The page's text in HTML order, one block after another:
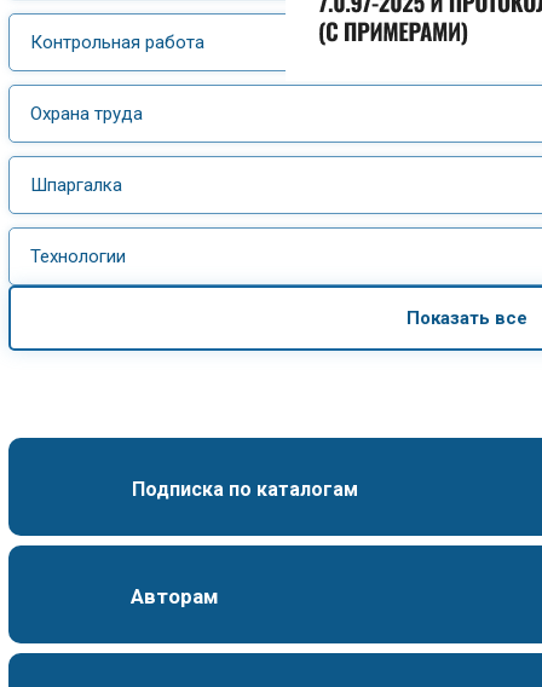
Контрольная работа
Охрана труда
Шпаргалка
Технологии
Показать все
Подписка по каталогам
Авторам